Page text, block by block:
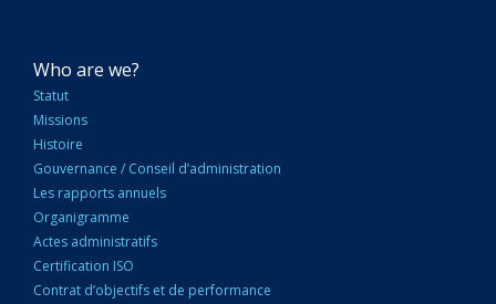
NAVIGATION
PRINCIPALE
Who are we?
Statut
Missions
Histoire
Gouvernance / Conseil d’administration
Les rapports annuels
Organigramme
Actes administratifs
Certification ISO
Contrat d’objectifs et de performance